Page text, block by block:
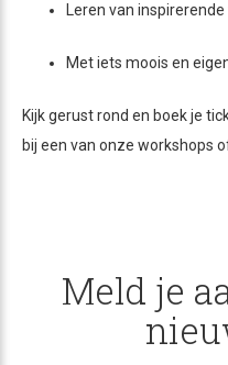
Leren van
Met iets moois en
Kijk gerust rond en boek je
bij een van onze workshops
Meld je